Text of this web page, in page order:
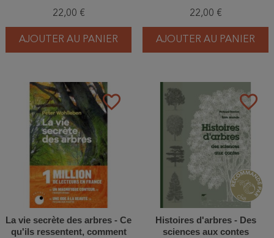
22,00 €
AJOUTER AU PANIER
22,00 €
AJOUTER AU PANIER
favorite_border
La vie secrète des arbres - Ce
qu'ils ressentent, comment
favorite_border
Histoires d'arbres - Des
sciences aux contes